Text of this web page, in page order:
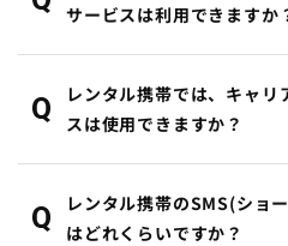
サービスは利用できますか
レンタル携帯では、キャリ
スは使用できますか？
レンタル携帯のSMS(ショ
はどれくらいですか？